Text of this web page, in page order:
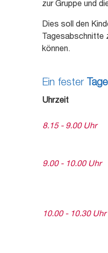
zur Gruppe und
Dies soll den
Tagesabschnitte
können.
Ein fester
Uhrzeit
8.15 - 9.00 Uhr
9.00 - 10.00 Uhr
10.00 - 10.30 Uhr